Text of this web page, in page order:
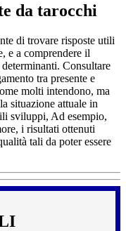
da tarocchi
di trovare risposte utili
e a comprendere il
Consultare
tra presente e
molti intendono, ma
situazione attuale in
sviluppi, Ad esempio,
i risultati ottenuti
tali da poter essere